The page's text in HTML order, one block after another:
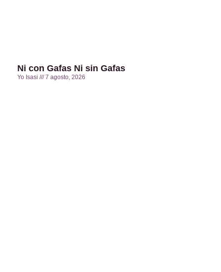
Ni con Gafas Ni sin Gafas
Yo Isasi 7 agosto, 2026